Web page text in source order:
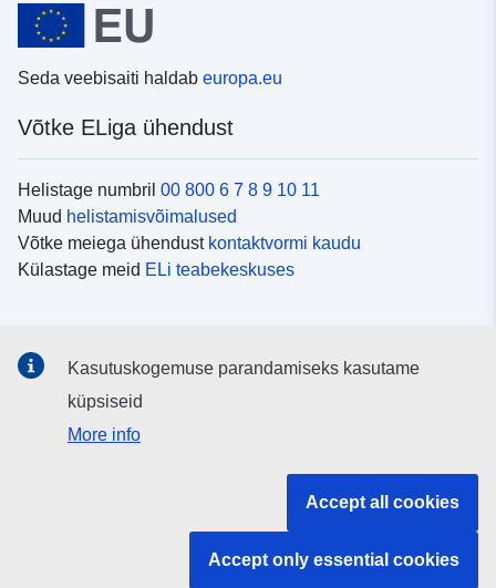
Seda veebisaiti haldab europa.eu
Võtke ELiga ühendust
Helistage numbril 00 800 6 7 8 9 10 11
Muud helistamisvõimalused
Võtke meiega ühendust kontaktvormi kaudu
Külastage meid ELi teabekeskuses
Otsige ELi teavet
ELi institutsioonid ja asutused
Kasutuskogemuse parandamiseks kasutame
küpsiseid
More info
Accept all cookies
Accept only essential cookies